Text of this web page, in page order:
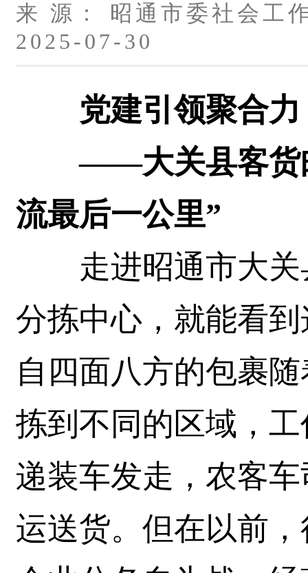
来 源： 昭通市委社会
2025-07-30
党建引领聚合力
——大关县客货邮
流最后一公里”
走进昭通市大关
分拣中心，就能看
自四面八方的包裹
拣到不同的区域，
递装车发走，农客
运送货。但在以前